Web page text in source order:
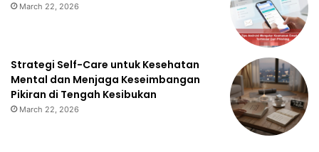
March 22, 2026
Strategi Self-Care untuk Kesehatan
Mental dan Menjaga Keseimbangan
Pikiran di Tengah Kesibukan
March 22, 2026